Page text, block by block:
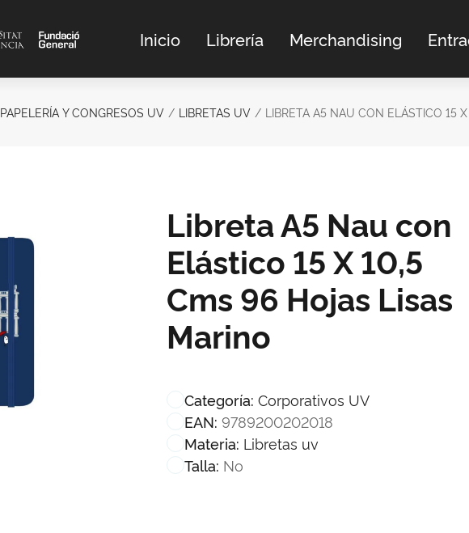
Inicio Librería Merchandising
PAPELERÍA Y CONGRESOS UV LIBRETAS UV LIBRETA A5 NAU CON ELÁSTICO 15
Libreta A5 Nau con
Elástico 15 X 10,5
Cms 96 Hojas Lisas
Marino
Categoría: Corporativos UV
EAN: 9789200202018
Materia: Libretas uv
Talla: No